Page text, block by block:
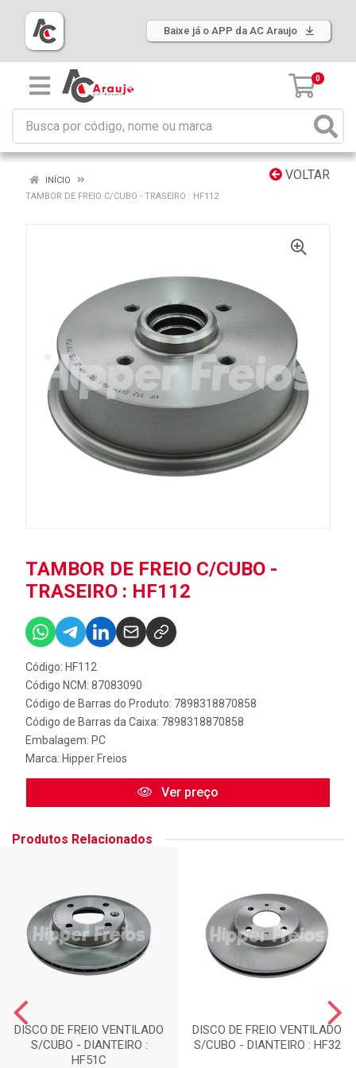
Baixe já o APP da AC Araujo
0
VOLTAR
INÍCIO
TAMBOR DE FREIO C/CUBO - TRASEIRO : HF112
TAMBOR DE FREIO C/CUBO -
TRASEIRO : HF112
Código: HF112
Código NCM: 87083090
Código de Barras do Produto: 7898318870858
Código de Barras da Caixa: 7898318870858
Embalagem: PC
Marca: Hipper Freios
Ver preço
Produtos Relacionados
DISCO DE FREIO VENTILADO
S/CUBO - DIANTEIRO :
HF51C
DISCO DE FREIO VENTILADO
S/CUBO - DIANTEIRO : HF32